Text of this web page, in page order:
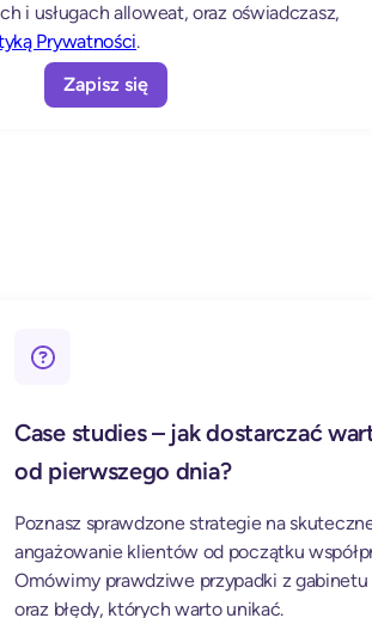
i usługach alloweat, oraz oświadczasz,
Prywatności.
Case studies – jak dostarczać
od pierwszego dnia?
Poznasz sprawdzone strategie na
angażowanie klientów od początku
Omówimy prawdziwe przypadki z gabinetu
oraz błędy, których warto unikać.